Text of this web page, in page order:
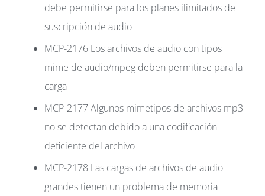
debe permitirse para los planes ilimitados de
suscripción de audio
MCP-2176 Los archivos de audio con tipos
mime de audio/mpeg deben permitirse para la
carga
MCP-2177 Algunos mimetipos de archivos mp3
no se detectan debido a una codificación
deficiente del archivo
MCP-2178 Las cargas de archivos de audio
grandes tienen un problema de memoria